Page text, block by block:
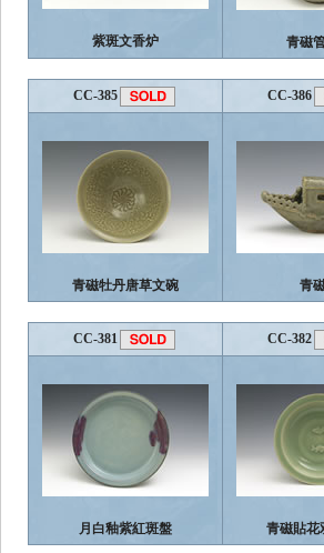
紫斑文香炉 青磁
CC-385 CC-386
青磁牡丹唐草文碗 青
CC-381 CC-382
月白釉紫紅斑盤 青磁貼花